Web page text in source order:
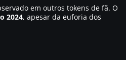
em outros tokens de fã. O
2024, apesar da euforia dos